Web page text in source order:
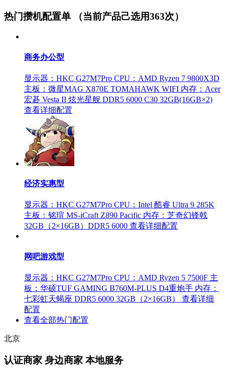
热门攒机配置单 （当前产品己选用363次）
商务办公型
显示器：HKC G27M7Pro CPU：AMD Ryzen 7 9800X3D
主板：微星MAG X870E TOMAHAWK WIFI 内存：Acer
宏碁 Vesta II 炫光星舰 DDR5 6000 C30 32GB(16GB×2)
查看详细配置
经济实惠型
显示器：HKC G27M7Pro CPU：Intel 酷睿 Ultra 9 285K
主板：铭瑄 MS-iCraft Z890 Pacific 内存：芝奇幻锋戟
32GB（2×16GB）DDR5 6000 查看详细配置
网吧游戏型
显示器：HKC G27M7Pro CPU：AMD Ryzen 5 7500F 主
板：华硕TUF GAMING B760M-PLUS D4重炮手 内存：
七彩虹天蝎座 DDR5 6000 32GB（2×16GB）
查看详细
配置
查看全部热门配置
北京
认证商家 身边商家 本地服务